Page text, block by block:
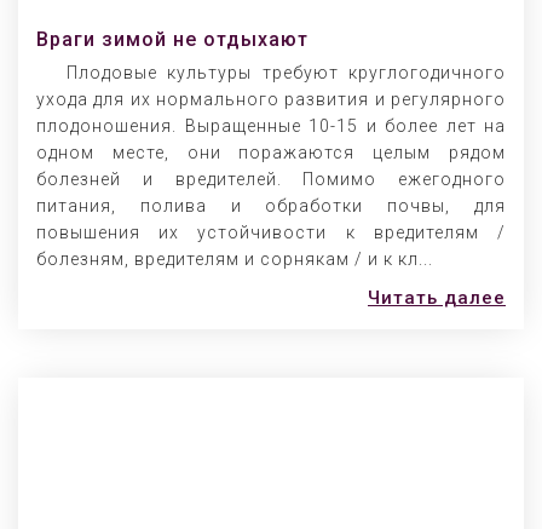
Враги зимой не отдыхают
Плодовые культуры требуют круглогодичного
ухода для их нормального развития и регулярного
плодоношения. Выращенные 10-15 и более лет на
одном месте, они поражаются целым рядом
болезней и вредителей. Помимо ежегодного
питания, полива и обработки почвы, для
повышения их устойчивости к вредителям /
болезням, вредителям и сорнякам / и к кл...
Читать далее